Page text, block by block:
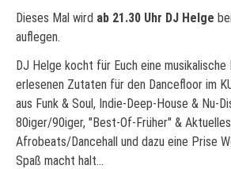
Dieses Mal wird ab 21.30 Uhr DJ Helge
auflegen.
DJ Helge kocht für Euch eine musikalische
erlesenen Zutaten für den Dancefloor im
aus Funk & Soul, Indie-Deep-House & Nu-
80iger/90iger, "Best-Of-Früher" &
Afrobeats/Dancehall und dazu eine Prise
Spaß macht halt...